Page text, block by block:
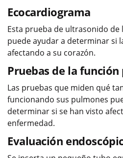
Ecocardiograma
Esta prueba de ultrasonido de
puede ayudar a determinar si
afectando a su corazón.
Pruebas de la
Las pruebas que miden qué
funcionando sus pulmones
determinar si se han visto
enfermedad.
Evaluación